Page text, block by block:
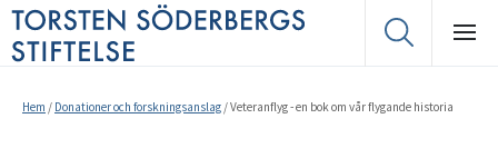
Hem / Donationer och forskningsanslag /Veteranflyg - en bok om vår flygande historia